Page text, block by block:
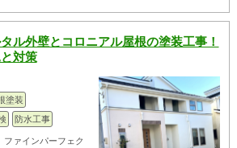
ル外壁とコロニアル屋根の塗装工事！
対策
塗装
防水工事
ァインパーフェク